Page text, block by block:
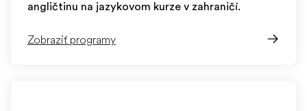
angličtinu na jazykovom kurze v zahraničí.
Zobraziť programy